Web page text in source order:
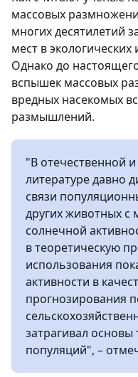
массовых
многих десятилетий
мест в
Однако до
вспышек массовых
вредных насекомых
размышлений.
"В отечественной
литературе давно
связи
других животных с
солнечной
в теоретическую
использования
активности в
прогнозирования
затрагивал
популяций", –